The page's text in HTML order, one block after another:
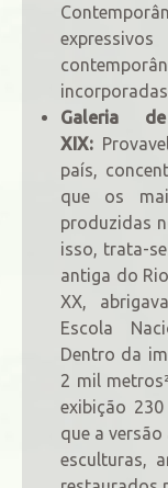
Galeria
XIX:
país,
que os
produzidas
isso, trata-
antiga do
XX,
Escola
Dentro da
2 mil
exibição
que a
esculturas,